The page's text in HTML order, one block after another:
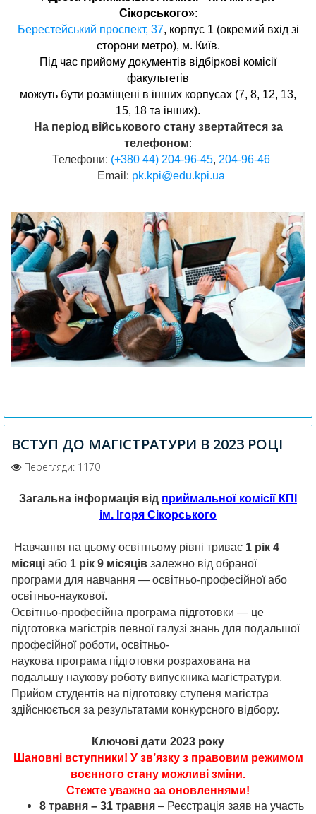
Сікорського»:
Берестейський проспект, 37, корпус 1 (окремий вхід зі
сторони метро), м. Київ.
Під час прийому документів відбіркові комісії
факультетів
можуть бути розміщені в інших корпусах (7, 8, 12, 13,
15, 18 та інших).
На період військового стану звертайтеся за
телефоном:
Телефони: (+380 44) 204-96-45, 204-96-46
Email: pk.kpi@edu.kpi.ua
ВСТУП ДО МАГІСТРАТУРИ В 2023 РОЦІ
Перегляди: 1170
Загальна інформація від приймальної комісії КПІ
ім. Ігоря Сікорського
Навчання на цьому освітньому рівні триває 1 рік 4
місяці або 1 рік 9 місяців залежно від обраної
програми для навчання — освітньо-професійної або
освітньо-наукової.
Освітньо-професійна програма підготовки — це
підготовка магістрів певної галузі знань для подальшої
професійної роботи, освітньо-
наукова програма підготовки розрахована на
подальшу наукову роботу випускника магістратури.
Прийом студентів на підготовку ступеня магістра
здійснюється за результатами конкурсного відбору.
Ключові дати 2023 року
Шановні вступники! У зв’язку з правовим режимом
воєнного стану можливі зміни.
Стежте уважно за оновленнями!
8 травня – 31 травня – Реєстрація заяв на участь